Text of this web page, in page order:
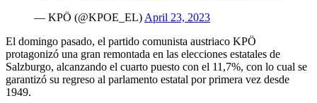
— KPÖ (@KPOE_EL) April 23, 2023
El domingo pasado, el partido comunista austriaco KPÖ
protagonizó una gran remontada en las elecciones estatales de
Salzburgo, alcanzando el cuarto puesto con el 11,7%, con lo cual se
garantizó su regreso al parlamento estatal por primera vez desde
1949.